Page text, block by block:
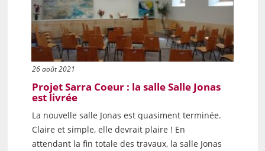
26 août 2021
Projet Sarra Coeur : la salle Salle Jonas
est livrée
La nouvelle salle Jonas est quasiment terminée.
Claire et simple, elle devrait plaire ! En
attendant la fin totale des travaux, la salle Jonas